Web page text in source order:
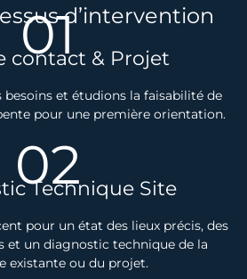
d’intervention
01
contact & Projet
besoins et étudions la faisabilité de
pour une première orientation.
02
Technique Site
pour un état des lieux précis, des
et un diagnostic technique de la
existante ou du projet.